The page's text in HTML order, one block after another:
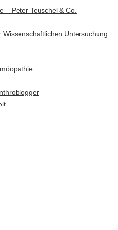
– Peter Teuschel & Co.
Wissenschaftlichen Untersuchung